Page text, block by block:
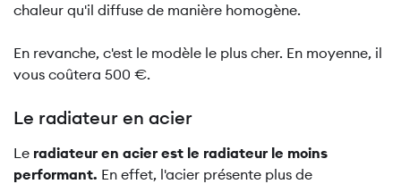
chaleur qu'il diffuse de manière homogène.
En revanche, c'est le modèle le plus cher. En moyenne, il
vous coûtera 500 €.
Le radiateur en acier
Le radiateur en acier est le radiateur le moins
performant. En effet, l'acier présente plus de